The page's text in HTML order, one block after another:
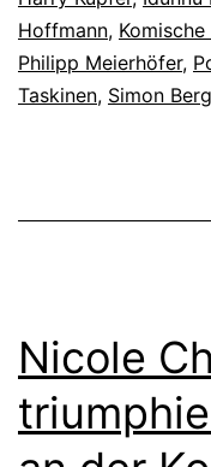
Hoffmann, Komische
Philipp Meierhöfer,
Taskinen, Simon
Nicole